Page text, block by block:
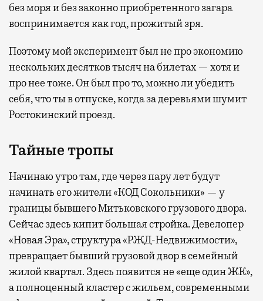
без моря и без законно приобретенного загара
воспринимается как год, прожитый зря.
Поэтому мой эксперимент был не про экономию
нескольких десятков тысяч на билетах — хотя и
про нее тоже. Он был про то, можно ли убедить
себя, что ты в отпуске, когда за деревьями шумит
Ростокинский проезд.
Тайные тропы
Начинаю утро там, где через пару лет будут
начинать его жители «КОД Сокольники» — у
границы бывшего Митьковского грузового двора.
Сейчас здесь кипит большая стройка. Девелопер
«Новая Эра», структура «РЖД-Недвижимости»,
превращает бывший грузовой двор в семейный
жилой квартал. Здесь появится не «еще один ЖК»,
а полноценный кластер с жильем, современными